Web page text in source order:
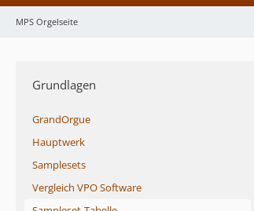
MPS Orgelseite
Grundlagen
GrandOrgue
Hauptwerk
Samplesets
Vergleich VPO Software